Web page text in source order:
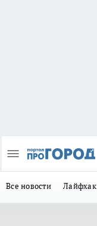
Все новости Лайфхак